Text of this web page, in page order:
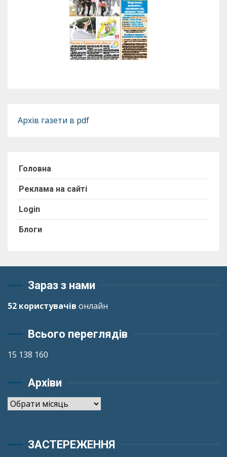
Архів газети в pdf
Головна
Реклама на сайті
Login
Блоги
Зараз з нами
52 користувачів онлайн
Всього переглядів
15 138 160
Архіви
Архіви
ЗАСТЕРЕЖЕННЯ